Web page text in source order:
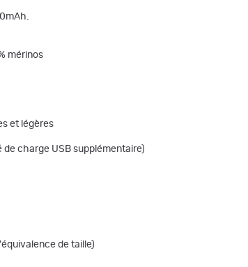
mérinos
et légères
de charge USB supplémentaire)
de taille)